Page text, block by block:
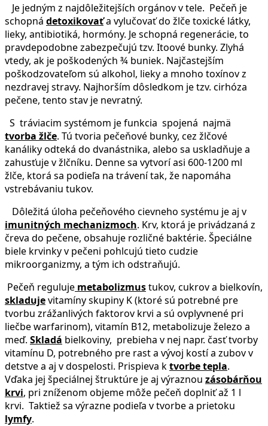
Je jedným z najdôležitejších orgánov v tele. Pečeň je
schopná detoxikovaťa vylučovať do žlče toxické látky,
lieky, antibiotiká, hormóny. Je schopná regenerácie, to
pravdepodobne zabezpečujú tzv. Itoové bunky. Zlyhá
vtedy, ak je poškodených ¾ buniek. Najčastejším
poškodzovateľom sú alkohol, lieky a mnoho toxínov z
nezdravej stravy. Najhorším dôsledkom je tzv. cirhóza
pečene, tento stav je nevratný.
S tráviacim systémom je funkcia spojená najmä
tvorba žlče. Tú tvoria pečeňové bunky, cez žlčové
kanáliky odteká do dvanástnika, alebo sa uskladňuje a
zahusťuje v žlčníku. Denne sa vytvorí asi 600-1200 ml
žlče, ktorá sa podieľa na trávení tak, že napomáha
vstrebávaniu tukov.
Dôležitá úloha pečeňového cievneho systému je aj v
imunitných mechanizmoch. Krv, ktorá je privádzaná z
čreva do pečene, obsahuje rozličné baktérie. Špeciálne
biele krvinky v pečeni pohlcujú tieto cudzie
mikroorganizmy, a tým ich odstraňujú.
Pečeň reguluje metabolizmustukov, cukrov a bielkovín,
skladujevitamíny skupiny K (ktoré sú potrebné pre
tvorbu zrážanlivých faktorov krvi a sú ovplyvnené pri
liečbe warfarinom), vitamín B12, metabolizuje železo a
meď. Skladá bielkoviny, prebieha v nej napr. časť tvorby
vitamínu D, potrebného pre rast a vývoj kostí a zubov v
detstve a aj v dospelosti. Prispieva ktvorbe tepla.
Vďaka jej špeciálnej štruktúre je aj výraznou zásobárňou
krvi, pri zníženom objeme môže pečeň doplniť až 1 l
krvi. Taktiež sa výrazne podieľa v tvorbe a prietoku
lymfy.